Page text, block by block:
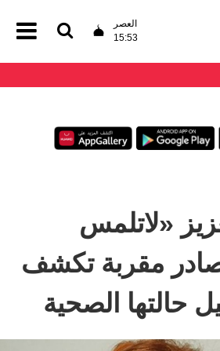
العصر
15:53
«لاتلمس
مقربة تكشف
حالتها الصحية